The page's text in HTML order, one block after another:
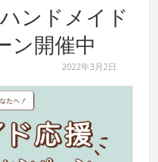
ンドメイド
ン開催中
2022年3月2日